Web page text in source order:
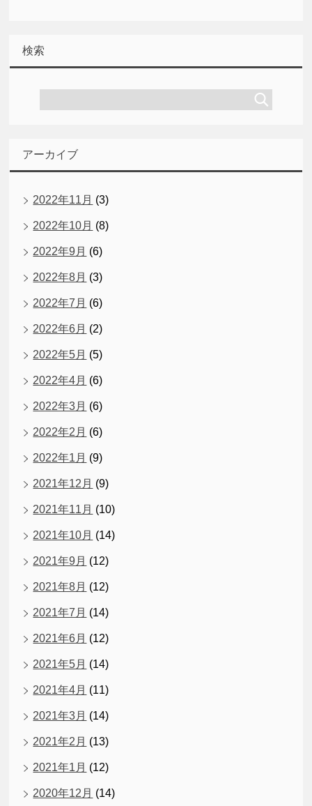
検索
アーカイブ
2022年11月 (3)
2022年10月 (8)
2022年9月 (6)
2022年8月 (3)
2022年7月 (6)
2022年6月 (2)
2022年5月 (5)
2022年4月 (6)
2022年3月 (6)
2022年2月 (6)
2022年1月 (9)
2021年12月 (9)
2021年11月 (10)
2021年10月 (14)
2021年9月 (12)
2021年8月 (12)
2021年7月 (14)
2021年6月 (12)
2021年5月 (14)
2021年4月 (11)
2021年3月 (14)
2021年2月 (13)
2021年1月 (12)
2020年12月 (14)